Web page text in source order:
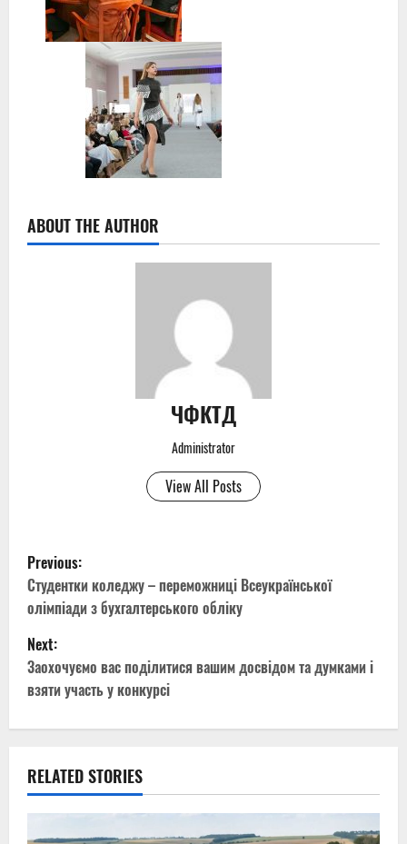
ABOUT THE AUTHOR
ЧФКТД
Administrator
View All Posts
P
o
s
t
n
v
i
Previous:
Студентки коледжу – переможниці Всеукраїнської
олімпіади з бухгалтерського обліку
Next:
Заохочуємо вас поділитися вашим досвідом та думками і
взяти участь у конкурсі
RELATED STORIES